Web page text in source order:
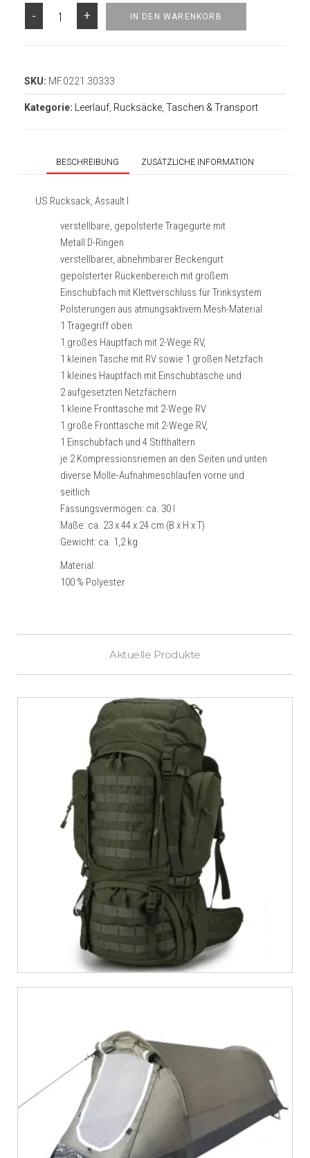
- + IN DEN WARENKORB
SKU: MF.0221.30333
Kategorie: Leerlauf Rucksäcke Taschen & Transport
BESCHREIBUNG ZUSÄTZLICHE INFORMATION
US Rucksack, Assault I
verstellbare, gepolsterte Tragegurte mit
Metall D-Ringen
verstellbarer, abnehmbarer Beckengurt
gepolsterter Rückenbereich mit großem
Einschubfach mit Klettverschluss für Trinksystem
Polsterungen aus atmungsaktivem Mesh-Material
1 Tragegriff oben
1 großes Hauptfach mit 2-Wege RV,
1 kleinen Tasche mit RV sowie 1 großen Netzfach
1 kleines Hauptfach mit Einschubtasche und
2 aufgesetzten Netzfächern
1 kleine Fronttasche mit 2-Wege RV
1 große Fronttasche mit 2-Wege RV,
1 Einschubfach und 4 Stifthaltern
je 2 Kompressionsriemen an den Seiten und unten
diverse Molle-Aufnahmeschlaufen vorne und
seitlich
Fassungsvermögen: ca. 30 l
Maße: ca. 23 x 44 x 24 cm (B x H x T)
Gewicht: ca. 1,2 kg
Material:
100 % Polyester
Aktuelle Produkte
€899,00
€35,69